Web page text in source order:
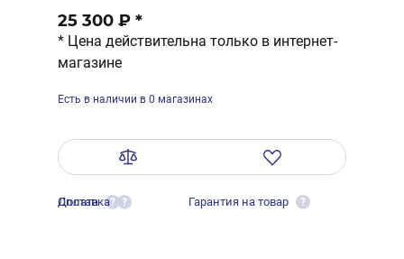
25 300 ₽ *
* Цена действительна только в интернет-
магазине
Есть в наличии в 0 магазинах
Оплата ?
Доставка ? Гарантия на товар ?